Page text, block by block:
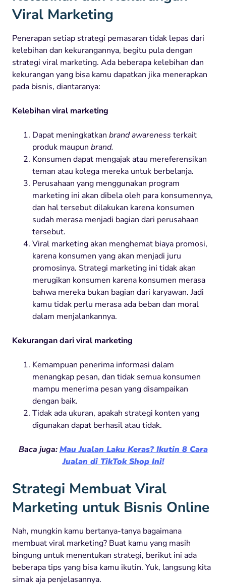
Viral Marketing
Penerapan setiap strategi pemasaran tidak lepas dari
kelebihan dan kekurangannya, begitu pula dengan
strategi viral marketing. Ada beberapa kelebihan dan
kekurangan yang bisa kamu dapatkan jika menerapkan
pada bisnis, diantaranya:
Kelebihan viral marketing
Dapat meningkatkan brand awareness terkait
produk maupun brand.
Konsumen dapat mengajak atau mereferensikan
teman atau kolega mereka untuk berbelanja.
Perusahaan yang menggunakan program
marketing ini akan dibela oleh para konsumennya,
dan hal tersebut dilakukan karena konsumen
sudah merasa menjadi bagian dari perusahaan
tersebut.
Viral marketing akan menghemat biaya promosi,
karena konsumen yang akan menjadi juru
promosinya. Strategi marketing ini tidak akan
merugikan konsumen karena konsumen merasa
bahwa mereka bukan bagian dari karyawan. Jadi
kamu tidak perlu merasa ada beban dan moral
dalam menjalankannya.
Kekurangan dari viral marketing
Kemampuan penerima informasi dalam
menangkap pesan, dan tidak semua konsumen
mampu menerima pesan yang disampaikan
dengan baik.
Tidak ada ukuran, apakah strategi konten yang
digunakan dapat berhasil atau tidak.
Baca juga:Mau Jualan Laku Keras? Ikutin 8 Cara
Jualan di TikTok Shop Ini!
Strategi Membuat Viral
Marketing untuk Bisnis Online
Nah, mungkin kamu bertanya-tanya bagaimana
membuat viral marketing? Buat kamu yang masih
bingung untuk menentukan strategi, berikut ini ada
beberapa tips yang bisa kamu ikutin. Yuk, langsung kita
simak aja penjelasannya.